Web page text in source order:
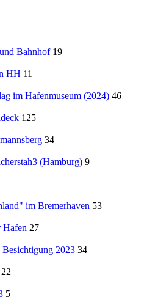
Bahnhof 19
HH 11
im Hafenmuseum (2024) 46
125
34
(Hamburg) 9
im Bremerhaven 53
Hafen 27
Besichtigung 2023 34
22
5